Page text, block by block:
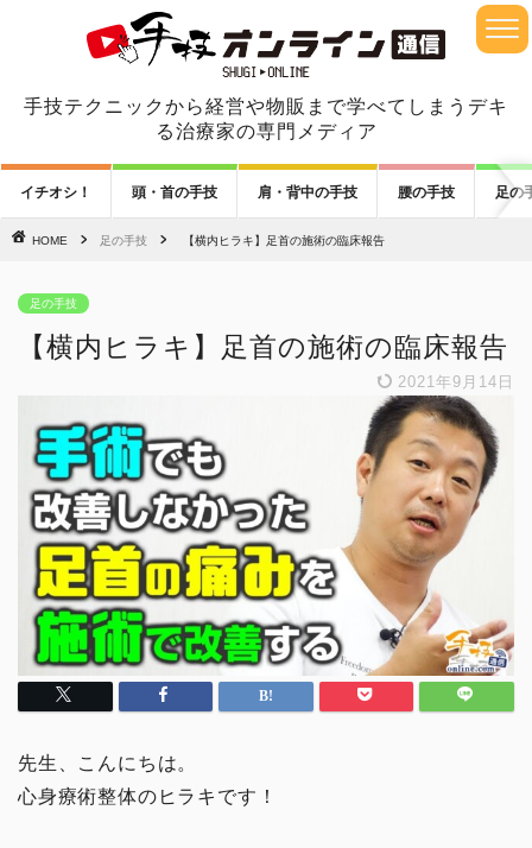
手技テクニックから経営や物販まで学べてしまうデキ
る治療家の専門メディア
イチオシ！ 頭・首の手技 肩・背中の手技 腰の手技 足の
HOME 足の手技 【横内ヒラキ】足首の施術の臨床報告
足の手技
【横内ヒラキ】足首の施術の臨床報告
2021年9月14日
先生、こんにちは。
心身療術整体のヒラキです！